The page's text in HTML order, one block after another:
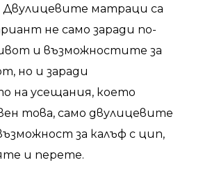
Двулицевите матраци са
не само заради по-
и възможностите за
но и заради
на усещания, което
това, само двулицевите
за калъф с цип,
и перете.